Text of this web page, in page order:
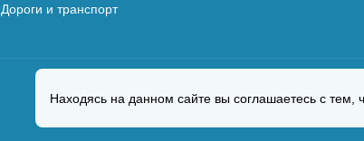
Дороги и транспорт
Находясь на данном сайте вы соглашаетесь с тем,